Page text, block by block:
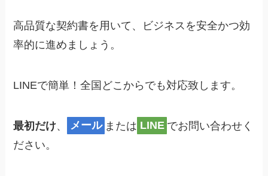
高品質な契約書を用いて、ビジネスを安全かつ効
率的に進めましょう。
LINEで簡単！全国どこからでも対応致します。
最初だけ、 メール または LINE でお問い合わせく
ださい。